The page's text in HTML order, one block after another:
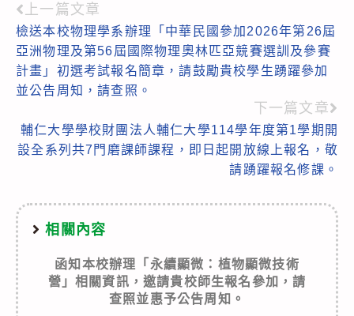
Read
more
articles
上一篇文章
檢送本校物理學系辦理「中華民國參加2026年第26屆
亞洲物理及第56屆國際物理奧林匹亞競賽選訓及參賽
計畫」初選考試報名簡章，請鼓勵貴校學生踴躍參加
並公告周知，請查照。
下一篇文章
輔仁大學學校財團法人輔仁大學114學年度第1學期開
設全系列共7門磨課師課程，即日起開放線上報名，敬
請踴躍報名修課。
相關內容
函知本校辦理「永續顯微：植物顯微技術
營」相關資訊，邀請貴校師生報名參加，請
查照並惠予公告周知。